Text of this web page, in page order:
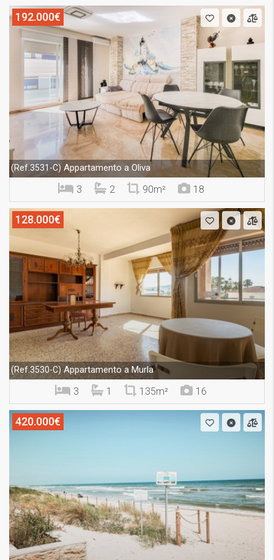
192.000€
(Ref.3531-C) Appartamento a Oliva
3 2 90m² 18
128.000€
(Ref.3530-C) Appartamento a Murla
3 1 135m² 16
420.000€